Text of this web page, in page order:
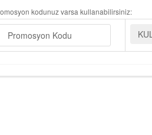
kodunuz varsa kullanabilirsiniz: